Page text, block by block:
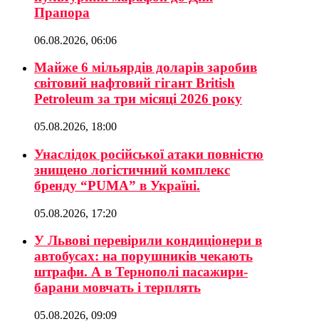
Прапора
06.08.2026, 06:06
Майже 6 мільярдів доларів заробив
світовий нафтовий гігант British
Petroleum за три місяці 2026 року
05.08.2026, 18:00
Унаслідок російської атаки повністю
знищено логістичний комплекс
бренду “PUMA” в Україні.
05.08.2026, 17:20
У Львові перевірили кондиціонери в
автобусах: на порушників чекають
штрафи. А в Тернополі пасажири-
барани мовчать і терплять
05.08.2026, 09:09